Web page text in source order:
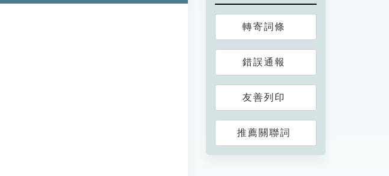
轉寄詞條
錯誤通報
友善列印
推薦關聯詞